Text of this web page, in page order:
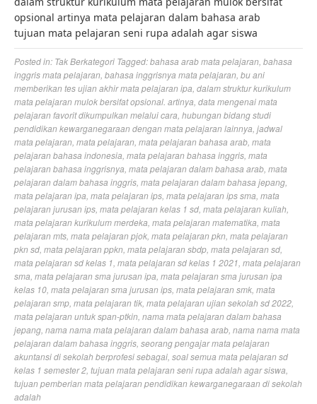
opsional artinya mata pelajaran dalam bahasa arab
tujuan mata pelajaran seni rupa adalah agar siswa
Posted in: Tak Berkategori Tagged:bahasa arab mata pelajaran bahasa
inggris mata pelajaran bahasa inggrisnya mata pelajaran bu ani
memberikan tes ujian akhir mata pelajaran ipa dalam struktur kurikulum
mata pelajaran mulok bersifat opsional. artinya data mengenai mata
pelajaran favorit dikumpulkan melalui cara hubungan bidang studi
pendidikan kewarganegaraan dengan mata pelajaran lainnya jadwal
mata pelajaran mata pelajaran mata pelajaran bahasa arab mata
pelajaran bahasa indonesia mata pelajaran bahasa inggris mata
pelajaran bahasa inggrisnya mata pelajaran dalam bahasa arab mata
pelajaran dalam bahasa inggris mata pelajaran dalam bahasa jepang
mata pelajaran ipa mata pelajaran ips mata pelajaran ips sma mata
pelajaran jurusan ips mata pelajaran kelas 1 sd mata pelajaran kuliah
mata pelajaran kurikulum merdeka mata pelajaran matematika mata
pelajaran mts mata pelajaran pjok mata pelajaran pkn mata pelajaran
pkn sd mata pelajaran ppkn mata pelajaran sbdp mata pelajaran sd
mata pelajaran sd kelas 1 mata pelajaran sd kelas 1 2021 mata pelajaran
sma mata pelajaran sma jurusan ipa mata pelajaran sma jurusan ipa
kelas 10 mata pelajaran sma jurusan ips mata pelajaran smk mata
pelajaran smp mata pelajaran tik mata pelajaran ujian sekolah sd 2022
mata pelajaran untuk span-ptkin nama mata pelajaran dalam bahasa
jepang nama nama mata pelajaran dalam bahasa arab nama nama mata
pelajaran dalam bahasa inggris seorang pengajar mata pelajaran
akuntansi di sekolah berprofesi sebagai soal semua mata pelajaran sd
kelas 1 semester 2 tujuan mata pelajaran seni rupa adalah agar siswa
tujuan pemberian mata pelajaran pendidikan kewarganegaraan di sekolah
adalah